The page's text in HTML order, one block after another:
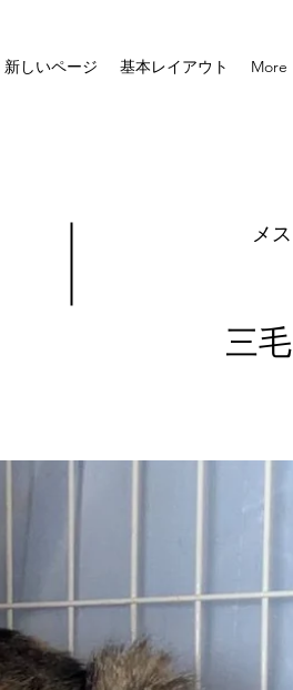
新しいページ 基本レイアウト More
メス
三毛